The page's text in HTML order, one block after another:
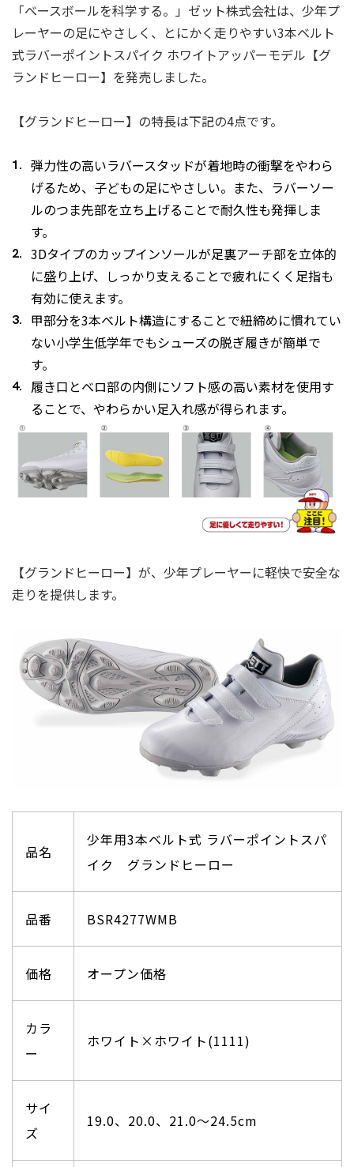
「ベースボールを科学する。」ゼット株式会社は、少年プ
レーヤーの足にやさしく、とにかく走りやすい3本ベルト
式ラバーポイントスパイク ホワイトアッパーモデル【グ
ランドヒーロー】を発売しました。
【グランドヒーロー】の特長は下記の4点です。
弾力性の高いラバースタッドが着地時の衝撃をやわら
げるため、子どもの足にやさしい。また、ラバーソー
ルのつま先部を立ち上げることで耐久性も発揮しま
す。
3Dタイプのカップインソールが足裏アーチ部を立体的
に盛り上げ、しっかり支えることで疲れにくく足指も
有効に使えます。
甲部分を3本ベルト構造にすることで紐締めに慣れてい
ない小学生低学年でもシューズの脱ぎ履きが簡単で
す。
履き口とベロ部の内側にソフト感の高い素材を使用す
ることで、やわらかい足入れ感が得られます。
【グランドヒーロー】が、少年プレーヤーに軽快で安全な
走りを提供します。
品名
少年用3本ベルト式 ラバーポイントスパ
イク グランドヒーロー
品番 BSR4277WMB
価格 オープン価格
カラ
ー
ホワイト×ホワイト(1111)
サイ
ズ
19.0、20.0、21.0〜24.5cm